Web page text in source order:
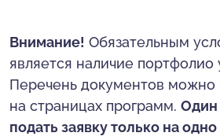
Внимание! Обязательным
является наличие портфолио
Перечень документов можно
на страницах программ. Один
подать заявку только на